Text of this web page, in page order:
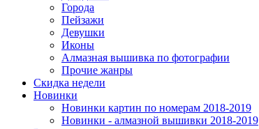
Города
Пейзажи
Девушки
Иконы
Алмазная вышивка по фотографии
Прочие жанры
Скидка недели
Новинки
Новинки картин по номерам 2018-2019
Новинки - алмазной вышивки 2018-2019